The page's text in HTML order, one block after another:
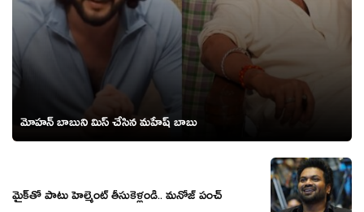
మోహన్ బాబుని మిస్ చేసిన మహేష్ బాబు
మైక్‌తో పాటు హెల్మెంట్ తీసుకెళ్లండి.. మనోజ్ పంచ్